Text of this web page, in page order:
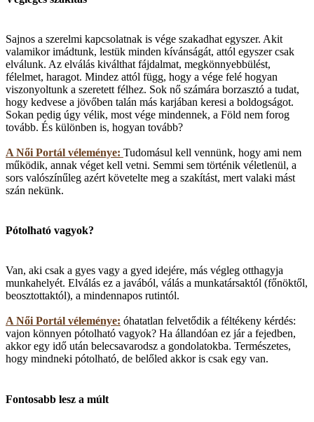
Sajnos a szerelmi kapcsolatnak is vége szakadhat egyszer. Akit
valamikor imádtunk, lestük minden kívánságát, attól egyszer csak
elválunk. Az elválás kiválthat fájdalmat, megkönnyebbülést,
félelmet, haragot. Mindez attól függ, hogy a vége felé hogyan
viszonyoltunk a szeretett félhez. Sok nő számára borzasztó a tudat,
hogy kedvese a jövőben talán más karjában keresi a boldogságot.
Sokan pedig úgy vélik, most vége mindennek, a Föld nem forog
tovább. És különben is, hogyan tovább?
A Női Portál véleménye: Tudomásul kell vennünk, hogy ami nem
működik, annak véget kell vetni. Semmi sem történik véletlenül, a
sors valószínűleg azért követelte meg a szakítást, mert valaki mást
szán nekünk.
Pótolható vagyok?
Van, aki csak a gyes vagy a gyed idejére, más végleg otthagyja
munkahelyét. Elválás ez a javából, válás a munkatársaktól (főnöktől,
beosztottaktól), a mindennapos rutintól.
A Női Portál véleménye: óhatatlan felvetődik a féltékeny kérdés:
vajon könnyen pótolható vagyok? Ha állandóan ez jár a fejedben,
akkor egy idő után belecsavarodsz a gondolatokba. Természetes,
hogy mindneki pótolható, de belőled akkor is csak egy van.
Fontosabb lesz a múlt